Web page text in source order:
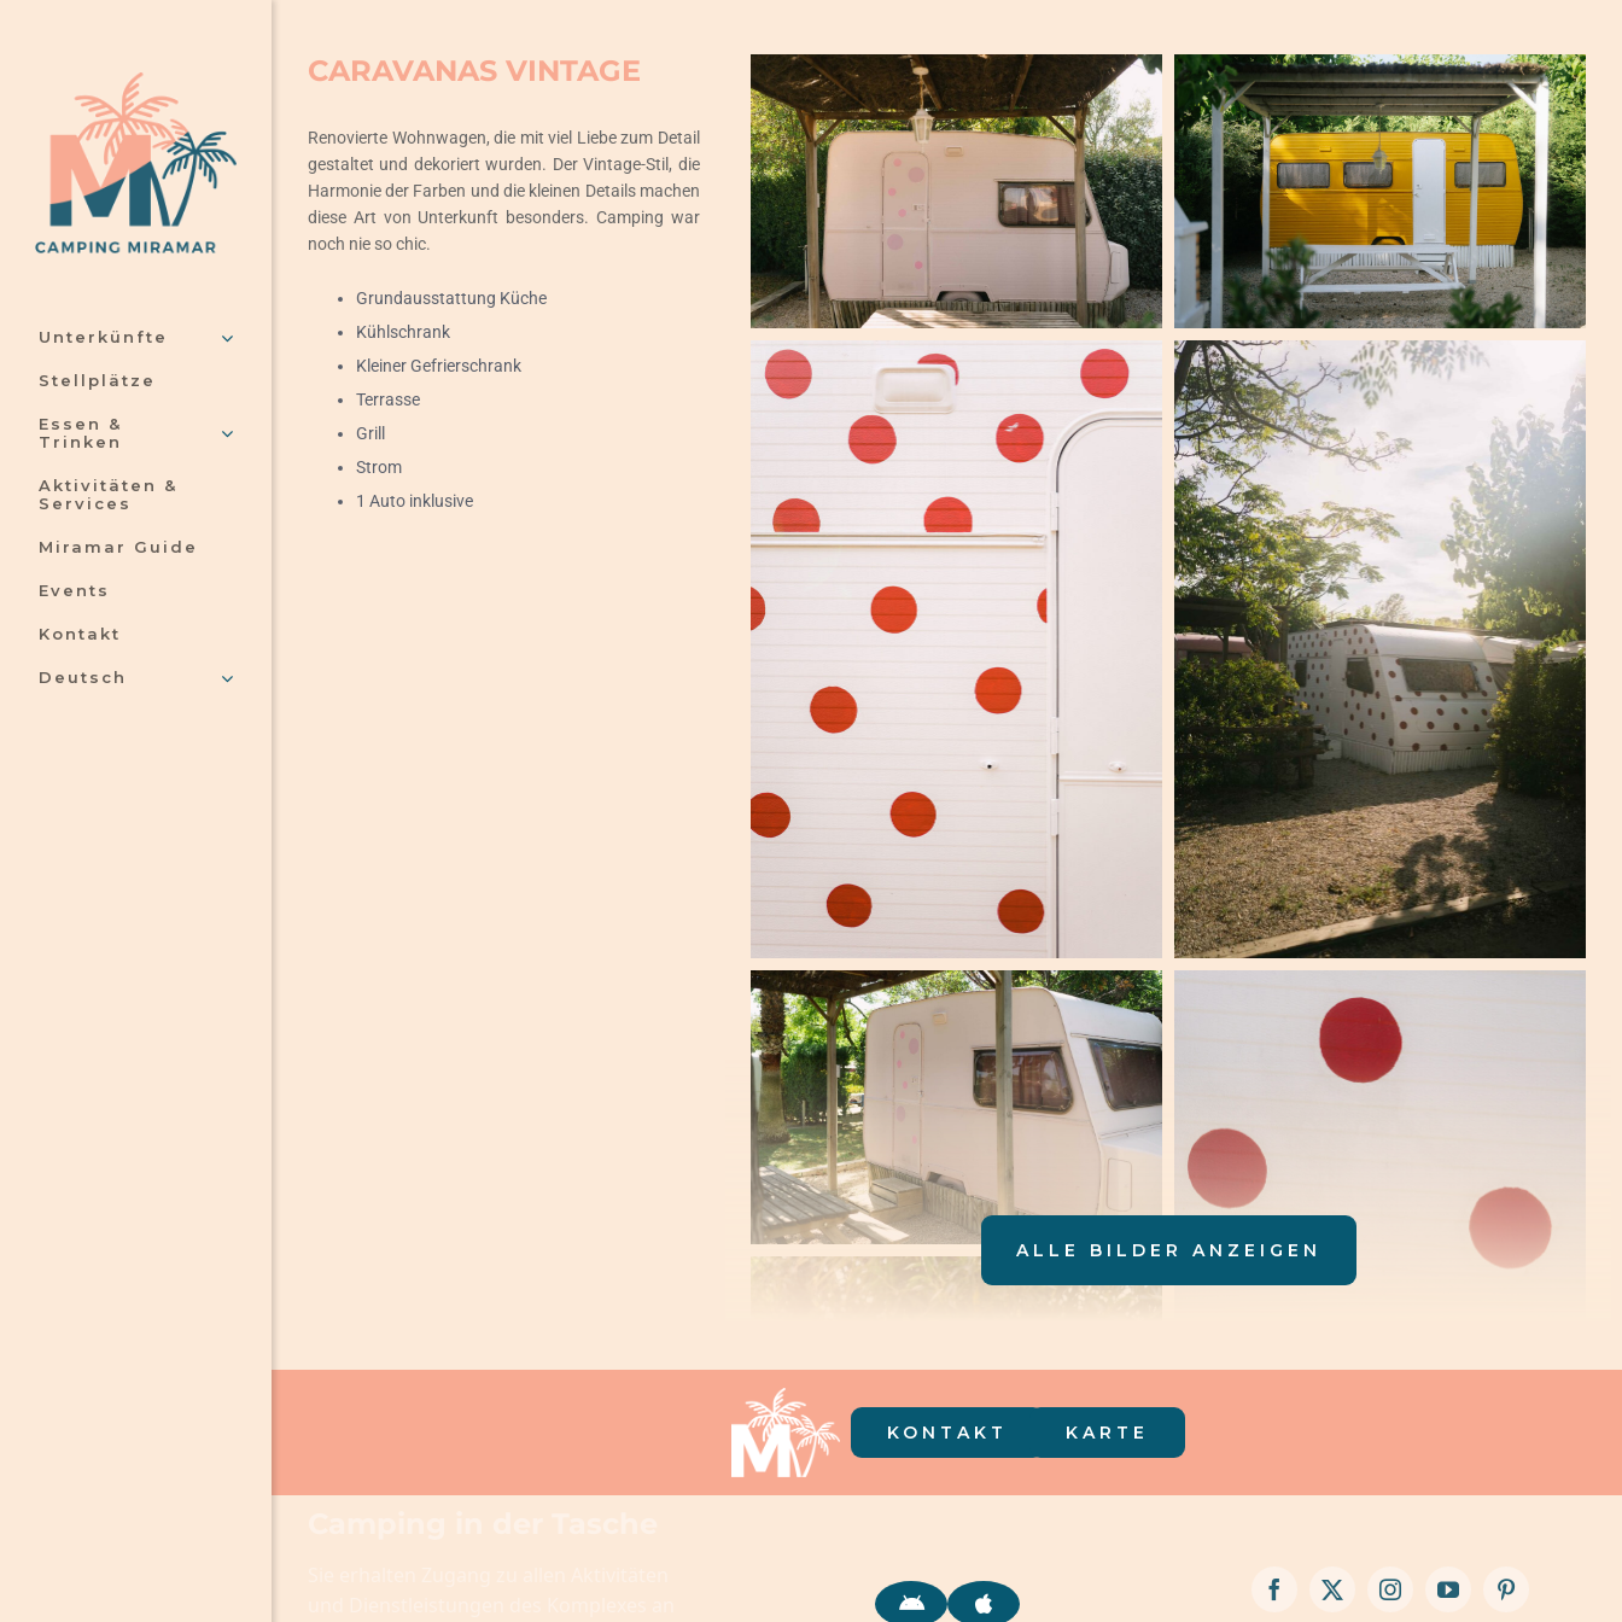
Unterkünfte
Stellplätze
Essen &
Trinken
Aktivitäten &
Services
Miramar Guide
Events
Kontakt
Deutsch
CARAVANAS VINTAGE
Renovierte Wohnwagen, die mit viel Liebe zum Detail
gestaltet und dekoriert wurden. Der Vintage-Stil, die
Harmonie der Farben und die kleinen Details machen
diese Art von Unterkunft besonders. Camping war
noch nie so chic.
Grundausstattung Küche
Kühlschrank
Kleiner Gefrierschrank
Terrasse
Grill
Strom
1 Auto inklusive
ALLE BILDER ANZEIGEN
KONTAKT KARTE